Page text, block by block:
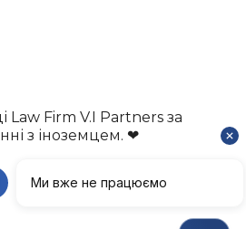
Firm V.I Partners за
з іноземцем. ❤